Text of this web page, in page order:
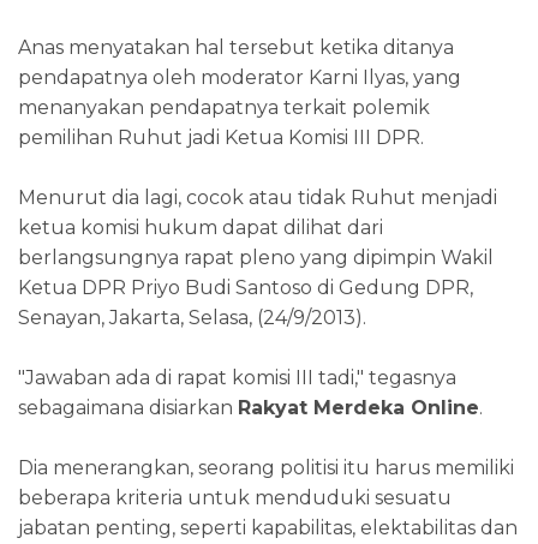
Anas menyatakan hal tersebut ketika ditanya
pendapatnya oleh moderator Karni Ilyas, yang
menanyakan pendapatnya terkait polemik
pemilihan Ruhut jadi Ketua Komisi III DPR.
Menurut dia lagi, cocok atau tidak Ruhut menjadi
ketua komisi hukum dapat dilihat dari
berlangsungnya rapat pleno yang dipimpin Wakil
Ketua DPR Priyo Budi Santoso di Gedung DPR,
Senayan, Jakarta, Selasa, (24/9/2013).
"Jawaban ada di rapat komisi III tadi," tegasnya
sebagaimana disiarkan Rakyat Merdeka Online.
Dia menerangkan, seorang politisi itu harus memiliki
beberapa kriteria untuk menduduki sesuatu
jabatan penting, seperti kapabilitas, elektabilitas dan